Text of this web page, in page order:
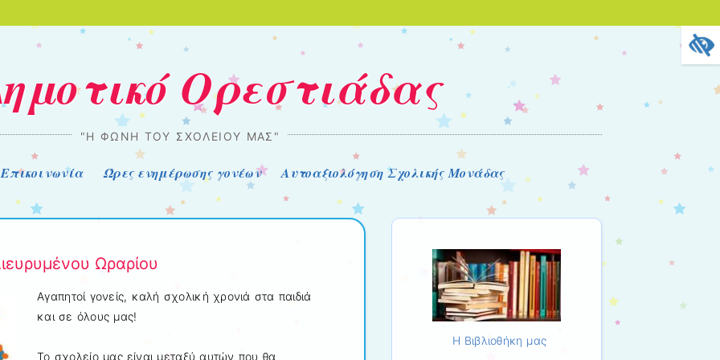
Ορεστιάδας
"Η ΦΩΝΉ ΤΟΥ ΣΧΟΛΕΊΟΥ ΜΑΣ"
Επικοινωνία Ώρες ενημέρωσης γονέων Αυτοαξιολόγηση Σχολικής Μονάδας
Ωραρίου
Αγαπητοί γονείς, καλή σχολική χρονιά στα παιδιά
και σε όλους μας!
Το σχολείο μας είναι μεταξύ αυτών που θα
Η Βιβλιοθήκη μας